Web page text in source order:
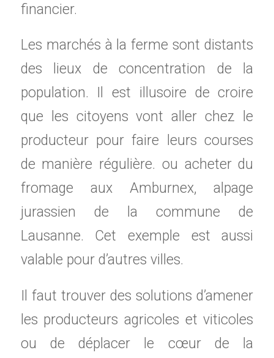
financier.
Les marchés à la ferme sont distants
des lieux de concentration de la
population. Il est illusoire de croire
que les citoyens vont aller chez le
producteur pour faire leurs courses
de manière régulière. ou acheter du
fromage aux Amburnex, alpage
jurassien de la commune de
Lausanne. Cet exemple est aussi
valable pour d’autres villes.
Il faut trouver des solutions d’amener
les producteurs agricoles et viticoles
ou de déplacer le cœur de la